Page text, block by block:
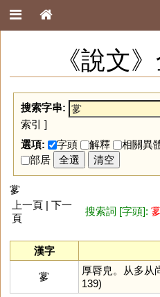
《說文
搜索字串:
索引 ]
選項:
字頭 解釋 相關異
部居
全選 清空
㗬
上一頁 | 下一
頁
搜索詞 [字頭]:
漢字
㗬
厚脣皃。从多从
139)